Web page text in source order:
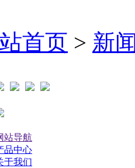
首页 > 新
站导航
品中心
于我们